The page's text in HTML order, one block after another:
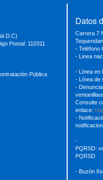
D.C)
Postal: 110311
Pública
Datos
Carrera 7
- Teléfono
- Linea
- Línea en
- Línea de
-
Consulte
enlace:
-
-
PQRSD:
PQRSD
- Buzón